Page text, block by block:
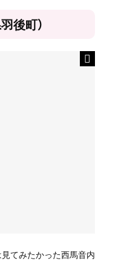
後町）
てみたかった西馬音内